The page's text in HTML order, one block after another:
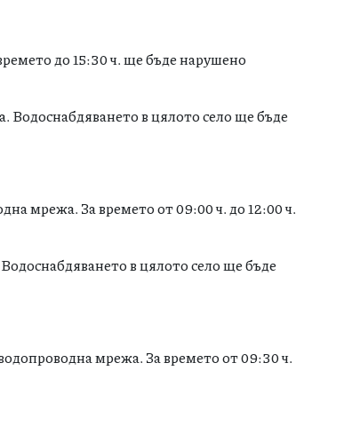
до 15:30 ч. ще бъде нарушено
Водоснабдяването в цялото село ще бъде
мрежа. За времето от 09:00 ч. до 12:00 ч.
в цялото село ще бъде
мрежа. За времето от 09:30 ч.